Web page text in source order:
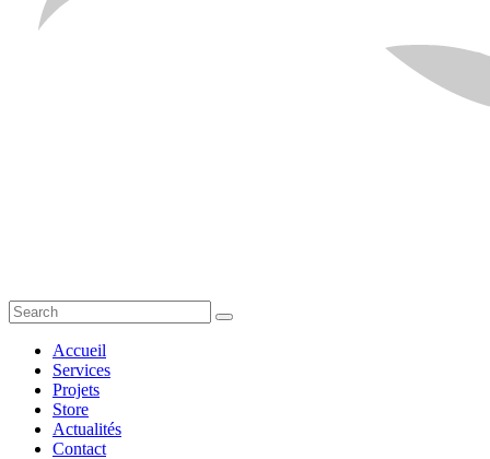
Accueil
Services
Projets
Store
Actualités
Contact